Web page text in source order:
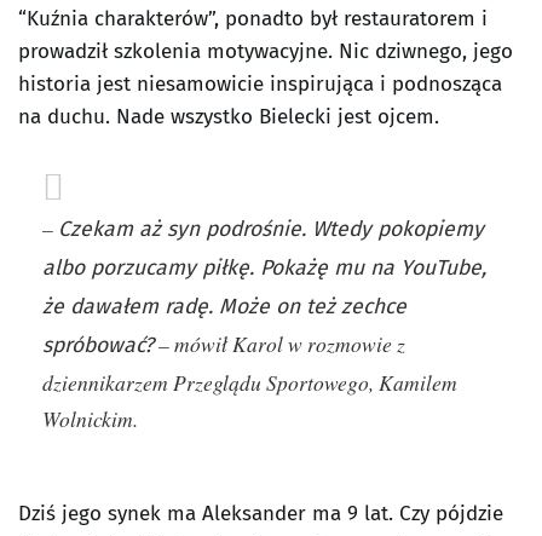
“Kuźnia charakterów”, ponadto był restauratorem i
prowadził szkolenia motywacyjne. Nic dziwnego, jego
historia jest niesamowicie inspirująca i podnosząca
na duchu. Nade wszystko Bielecki jest ojcem.
– Czekam aż syn podrośnie. Wtedy pokopiemy
albo porzucamy piłkę. Pokażę mu na YouTube,
że dawałem radę. Może on też zechce
spróbować?– mówił Karol w rozmowie z
dziennikarzem Przeglądu Sportowego, Kamilem
Wolnickim.
Dziś jego synek ma Aleksander ma 9 lat. Czy pójdzie